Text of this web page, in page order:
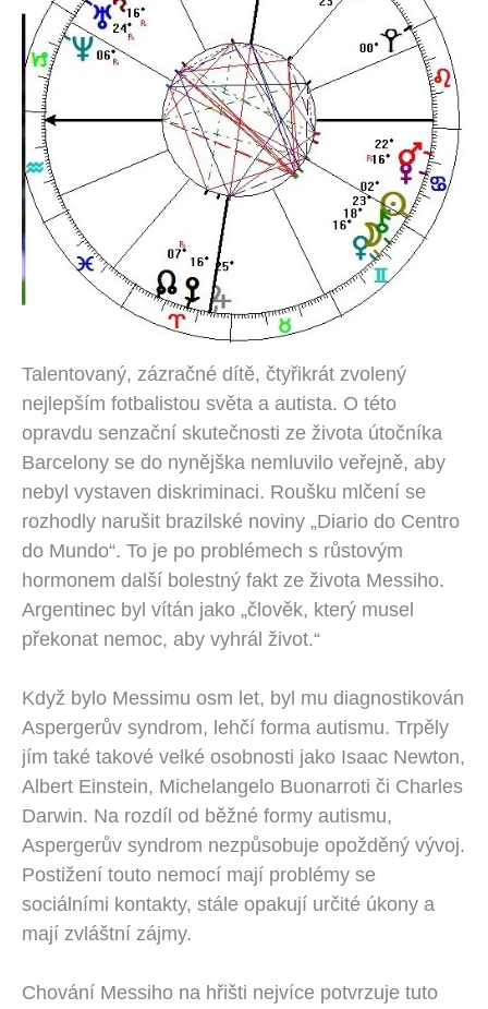
Talentovaný, zázračné dítě, čtyřikrát zvolený
nejlepším fotbalistou světa a autista. O této
opravdu senzační skutečnosti ze života útočníka
Barcelony se do nynějška nemluvilo veřejně, aby
nebyl vystaven diskriminaci. Roušku mlčení se
rozhodly narušit brazilské noviny „Diario do Centro
do Mundo“. To je po problémech s růstovým
hormonem další bolestný fakt ze života Messiho.
Argentinec byl vítán jako „člověk, který musel
překonat nemoc, aby vyhrál život.“
Když bylo Messimu osm let, byl mu diagnostikován
Aspergerův syndrom, lehčí forma autismu. Trpěly
jím také takové velké osobnosti jako Isaac Newton,
Albert Einstein, Michelangelo Buonarroti či Charles
Darwin. Na rozdíl od běžné formy autismu,
Aspergerův syndrom nezpůsobuje opožděný vývoj.
Postižení touto nemocí mají problémy se
sociálními kontakty, stále opakují určité úkony a
mají zvláštní zájmy.
Chování Messiho na hřišti nejvíce potvrzuje tuto